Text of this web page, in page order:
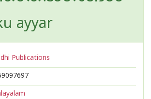
ayyar
Publications